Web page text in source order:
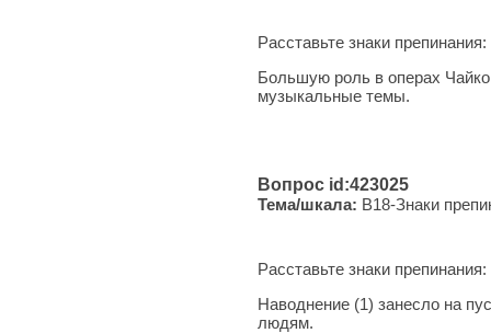
Расставьте знаки
Большую роль в операх
музыкальные темы.
Вопрос id:423025
Тема/шкала: B18-Знаки
Расставьте знаки
Наводнение (1) занесло на
людям.